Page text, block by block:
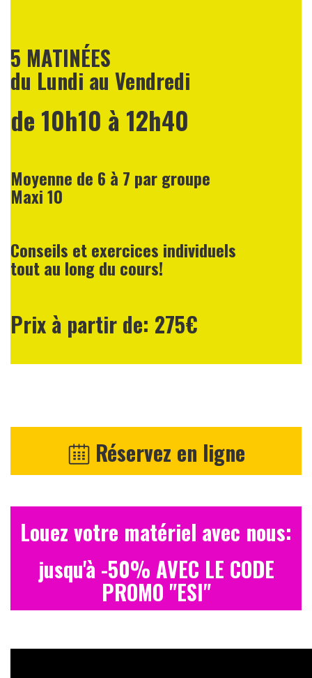
5 MATINÉES
du Lundi au Vendredi
de 10h10 à 12h40
Moyenne de 6 à 7 par groupe
Maxi 10
Conseils et exercices individuels
tout au long du cours!
Prix à partir de: 275€
Réservez en ligne
Louez votre matériel avec nous:
jusqu'à -50% AVEC LE CODE
PROMO "ESI"